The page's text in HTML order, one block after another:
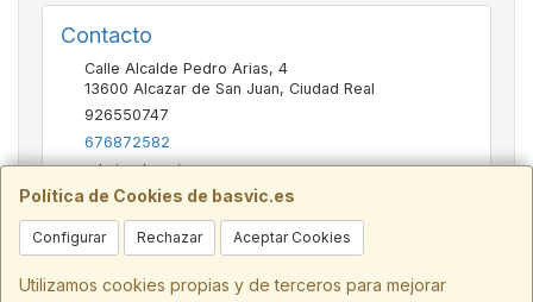
Política de Cookies de basvic.es
Configurar Rechazar Aceptar Cookies
Utilizamos cookies propias y de terceros para mejorar
Contacto
Calle Alcalde Pedro Arias, 4
13600 Alcazar de San Juan, Ciudad Real
926550747
676872582
admin@basvic.es
Horario
9:30 - 13:30 y 16:30 - 20:00